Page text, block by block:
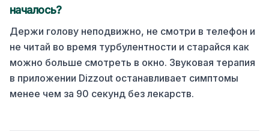
началось?
Держи голову неподвижно, не смотри в телефон и
не читай во время турбулентности и старайся как
можно больше смотреть в окно. Звуковая терапия
в приложении Dizzout останавливает симптомы
менее чем за 90 секунд без лекарств.